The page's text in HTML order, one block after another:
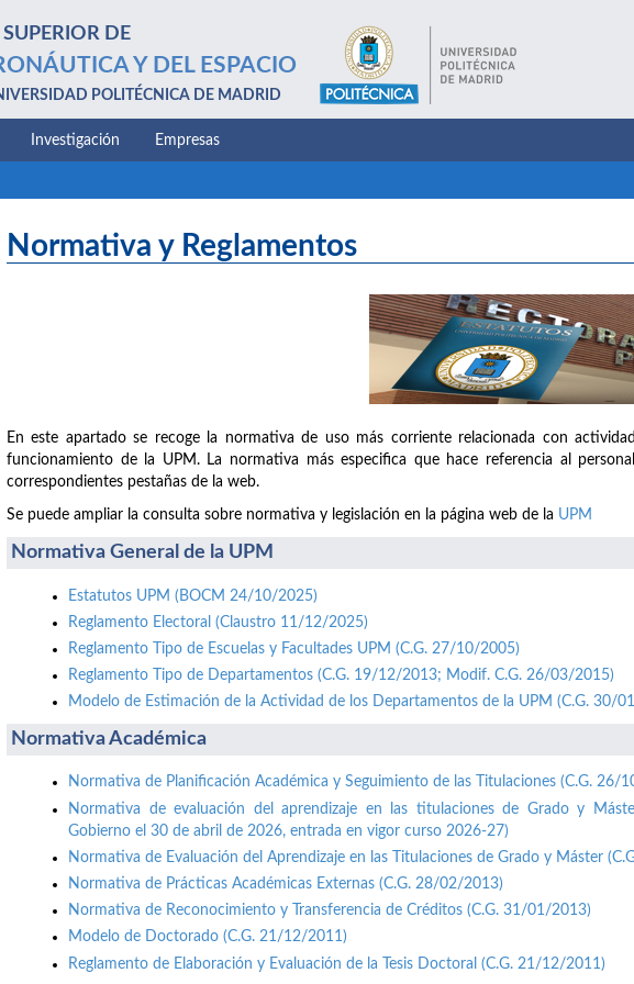
SUPERIOR DE
Y DEL ESPACIO
POLITÉCNICA DE MADRID
Investigación Empresas
Normativa y Reglamentos
En este apartado se recoge la normativa de uso más corriente relacionada con
funcionamiento de la UPM. La normativa más especifica que hace referencia al
correspondientes pestañas de la web.
Se puede ampliar la consulta sobre normativa y legislación en la página web de la UPM
Normativa General de la UPM
Estatutos UPM (BOCM 24/10/2025)
Reglamento Electoral (Claustro 11/12/2025)
Reglamento Tipo de Escuelas y Facultades UPM (C.G. 27/10/2005)
Reglamento Tipo de Departamentos (C.G. 19/12/2013; Modif. C.G. 26/03/2015)
Modelo de Estimación de la Actividad de los Departamentos de la UPM (C.G. 30/
Normativa Académica
Normativa de Planificación Académica y Seguimiento de las Titulaciones (C.G. 26/
Normativa de evaluación del aprendizaje en las titulaciones de Grado y
Gobierno el 30 de abril de 2026, entrada en vigor curso 2026-27)
Normativa de Evaluación del Aprendizaje en las Titulaciones de Grado y Máster
Normativa de Prácticas Académicas Externas (C.G. 28/02/2013)
Normativa de Reconocimiento y Transferencia de Créditos (C.G. 31/01/2013)
Modelo de Doctorado (C.G. 21/12/2011)
Reglamento de Elaboración y Evaluación de la Tesis Doctoral (C.G. 21/12/2011)